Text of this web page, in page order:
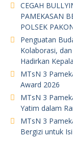
CEGAH
PAMEKASAN
POLSEK
Penguatan
Kolaborasi,
Hadirkan
MTsN 3
Award 2026
MTsN 3
Yatim dalam
MTsN 3
Bergizi untuk